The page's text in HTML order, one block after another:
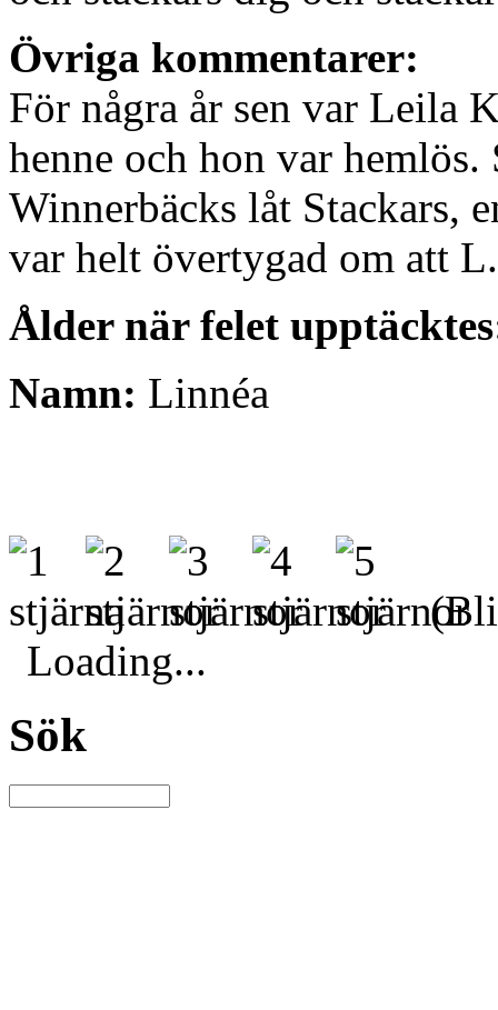
Övriga kommentarer:
För några år sen var Leila
henne och hon var
Winnerbäcks låt Stackars,
var helt övertygad om att
Ålder när felet
Namn: Linnéa
(Bli
Loading...
Sök